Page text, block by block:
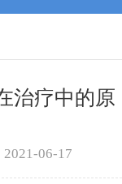
治疗中的原
2021-06-17